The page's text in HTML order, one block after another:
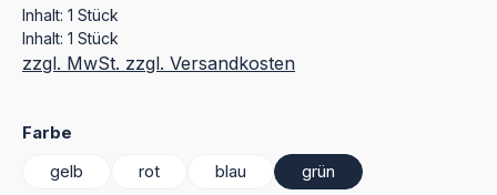
Inhalt: 1 Stück
Inhalt: 1 Stück
zzgl. MwSt. zzgl. Versandkosten
Farbe
gelb
rot blau grün